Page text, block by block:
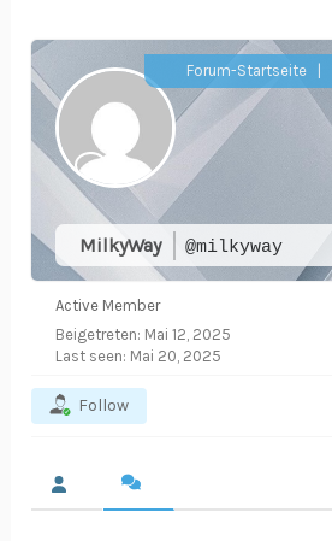
MilkyWay @milkyway
Forum-Startseite|
Active Member
Beigetreten: Mai 12, 2025
Last seen: Mai 20, 2025
Follow